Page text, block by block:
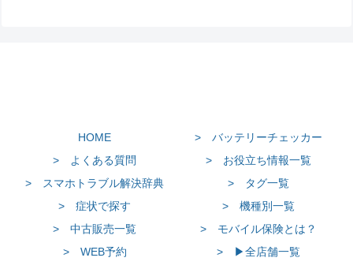
HOME
> バッテリーチェッカー
> よくある質問
> お役立ち情報一覧
> スマホトラブル解決辞典
> タグ一覧
> 症状で探す
> 機種別一覧
> 中古販売一覧
> モバイル保険とは？
> WEB予約
> ▶全店舗一覧